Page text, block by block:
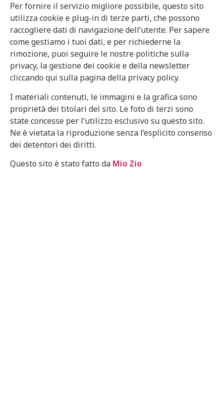
Per fornire il servizio migliore possibile, questo sito
utilizza cookie e plug-in di terze parti, che possono
raccogliere dati di navigazione dell’utente. Per sapere
come gestiamo i tuoi dati, e per richiederne la
rimozione, puoi seguire le nostre politiche sulla
privacy, la gestione dei cookie e della newsletter
cliccando qui sulla pagina della privacy policy.
I materiali contenuti, le immagini e la grafica sono
proprietà dei titolari del sito. Le foto di terzi sono
state concesse per l’utilizzo esclusivo su questo sito.
Ne è vietata la riproduzione senza l’esplicito consenso
dei detentori dei diritti.
Questo sito è stato fatto da Mio Zio